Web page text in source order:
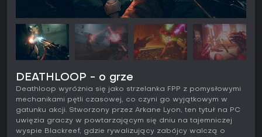
DEATHLOOP - o grze
Deathloop wyróżnia się jako strzelanka FPP z pomysłowymi
mechanikami pętli czasowej, co czyni go wyjątkowym w
gatunku akcji. Stworzony przez Arkane Lyon, ten tytuł na PC
uwięzia graczy w powtarzającym się dniu na tajemniczej
wyspie Blackreef, gdzie rywalizujący zabójcy walczą o